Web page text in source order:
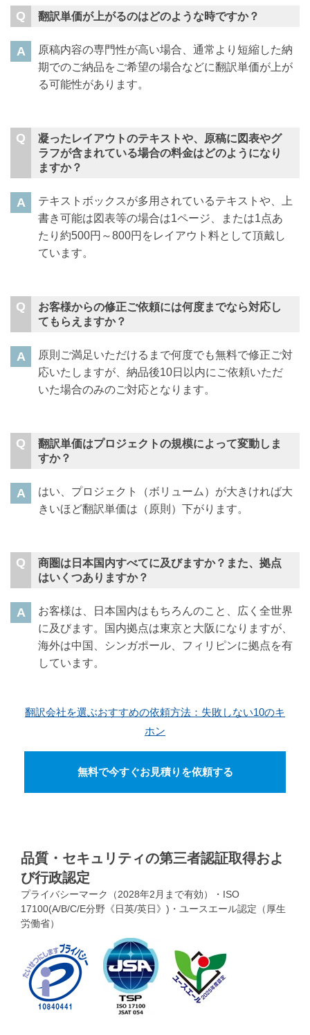
翻訳単価が上がるのはどのような時ですか？
原稿内容の専門性が高い場合、通常より短縮した納
期でのご納品をご希望の場合などに翻訳単価が上が
る可能性があります。
凝ったレイアウトのテキストや、原稿に図表やグ
ラフが含まれている場合の料金はどのようになり
ますか？
テキストボックスが多用されているテキストや、上
書き可能は図表等の場合は1ページ、または1点あ
たり約500円～800円をレイアウト料として頂戴し
ています。
お客様からの修正ご依頼には何度までなら対応し
てもらえますか？
原則ご満足いただけるまで何度でも無料で修正ご対
応いたしますが、納品後10日以内にご依頼いただ
いた場合のみのご対応となります。
翻訳単価はプロジェクトの規模によって変動しま
すか？
はい、プロジェクト（ボリューム）が大きければ大
きいほど翻訳単価は（原則）下がります。
商圏は日本国内すべてに及びますか？また、拠点
はいくつありますか？
お客様は、日本国内はもちろんのこと、広く全世界
に及びます。国内拠点は東京と大阪になりますが、
海外は中国、シンガポール、フィリピンに拠点を有
しています。
翻訳会社を選ぶおすすめの依頼方法：失敗しない10のキ
ホン
無料で今すぐお見積りを依頼する
品質・セキュリティの第三者認証取得およ
び行政認定
プライバシーマーク（2028年2月まで有効）・ISO
17100(A/B/C/E分野《日英/英日》)・ユースエール認定（厚生
労働省）